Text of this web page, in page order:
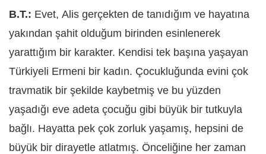
B.T.: Evet, Alis gerçekten de tanıdığım ve hayatına
yakından şahit olduğum birinden esinlenerek
yarattığım bir karakter. Kendisi tek başına yaşayan
Türkiyeli Ermeni bir kadın. Çocukluğunda evini çok
travmatik bir şekilde kaybetmiş ve bu yüzden
yaşadığı eve adeta çocuğu gibi büyük bir tutkuyla
bağlı. Hayatta pek çok zorluk yaşamış, hepsini de
büyük bir dirayetle atlatmış. Önceliğine her zaman